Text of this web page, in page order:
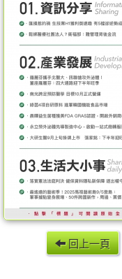
回上一頁